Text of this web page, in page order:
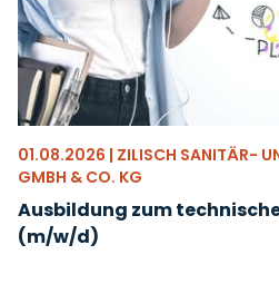
01.08.2026 | ZILISCH SANITÄR-
GMBH & CO. KG
Ausbildung zum
(m/w/d)